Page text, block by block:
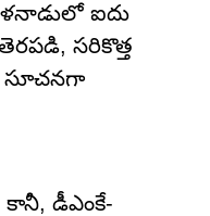
ఐదు
సరికొత్త
సూచనగా
డీఎంకే-